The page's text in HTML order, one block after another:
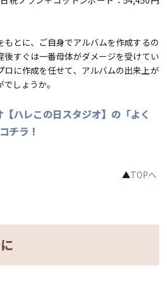
もとに、ご自身でアルバムを作成するの
後すぐは一番母体がダメージを受けてい
ロに作成を任せて、アルバムの出来上が
しょうか。
ハレこの日スタジオ】の「よく
チラ！
▲TOPへ